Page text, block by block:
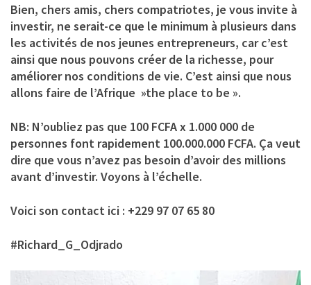
Bien, chers amis, chers compatriotes, je vous invite à
investir, ne serait-ce que le minimum à plusieurs dans
les activités de nos jeunes entrepreneurs, car c’est
ainsi que nous pouvons créer de la richesse, pour
améliorer nos conditions de vie. C’est ainsi que nous
allons faire de l’Afrique »the place to be ».
NB: N’oubliez pas que 100 FCFA x 1.000 000 de
personnes font rapidement 100.000.000 FCFA. Ça veut
dire que vous n’avez pas besoin d’avoir des millions
avant d’investir. Voyons à l’échelle.
Voici son contact ici : +229 97 07 65 80
#Richard_G_Odjrado